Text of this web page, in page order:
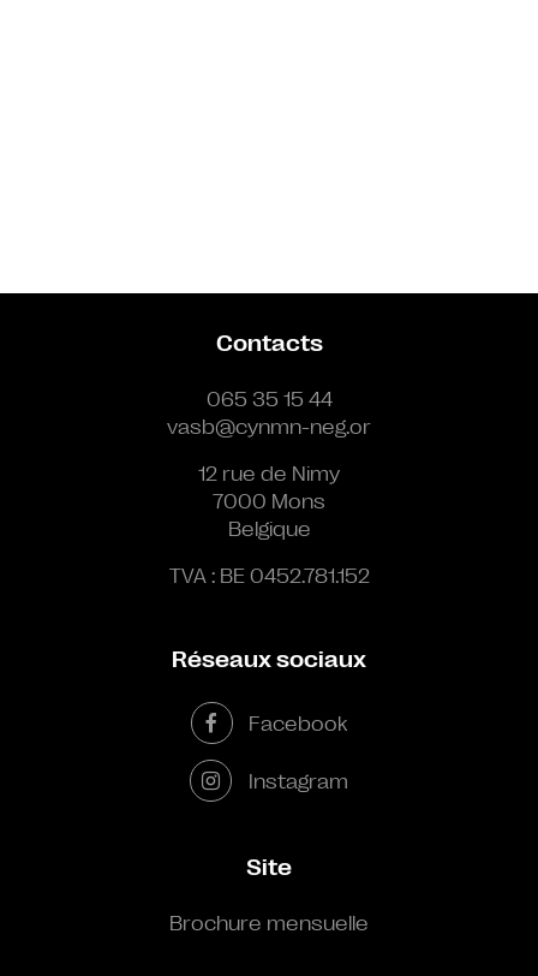
Contacts
065 35 15 44
vasb@cynmn-neg.or
12 rue de Nimy
7000 Mons
Belgique
TVA : BE 0452.781.152
Réseaux sociaux
Facebook
Instagram
Site
Brochure mensuelle